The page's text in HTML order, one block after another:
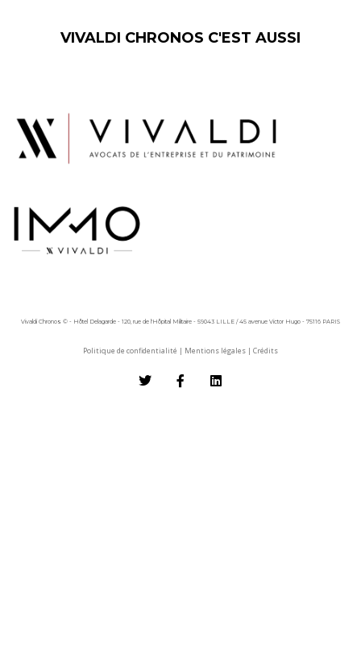
VIVALDI CHRONOS C'EST AUSSI
Vivaldi Chronos © - Hôtel Delagarde - 120, rue de l'Hôpital Militaire - 59043 LILLE / 45 avenue Victor Hugo - 75116 PARIS
Politique de confidentialité | Mentions légales | Crédits